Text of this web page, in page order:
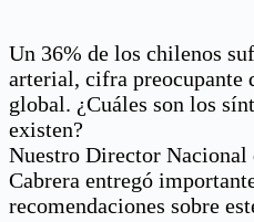
Un 36% de los chilenos
arterial, cifra preocupante
global. ¿Cuáles son los
existen?
Nuestro Director Nacional
Cabrera entregó
recomendaciones sobre